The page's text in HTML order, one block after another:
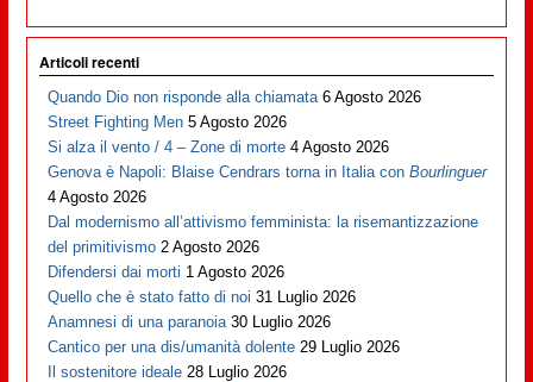
Articoli recenti
Quando Dio non risponde alla chiamata 6 Agosto 2026
Street Fighting Men 5 Agosto 2026
Si alza il vento / 4 – Zone di morte 4 Agosto 2026
Genova è Napoli: Blaise Cendrars torna in Italia conBourlinguer
4 Agosto 2026
Dal modernismo all’attivismo femminista: la risemantizzazione
del primitivismo 2 Agosto 2026
Difendersi dai morti 1 Agosto 2026
Quello che è stato fatto di noi 31 Luglio 2026
Anamnesi di una paranoia 30 Luglio 2026
Cantico per una dis/umanità dolente 29 Luglio 2026
Il sostenitore ideale 28 Luglio 2026